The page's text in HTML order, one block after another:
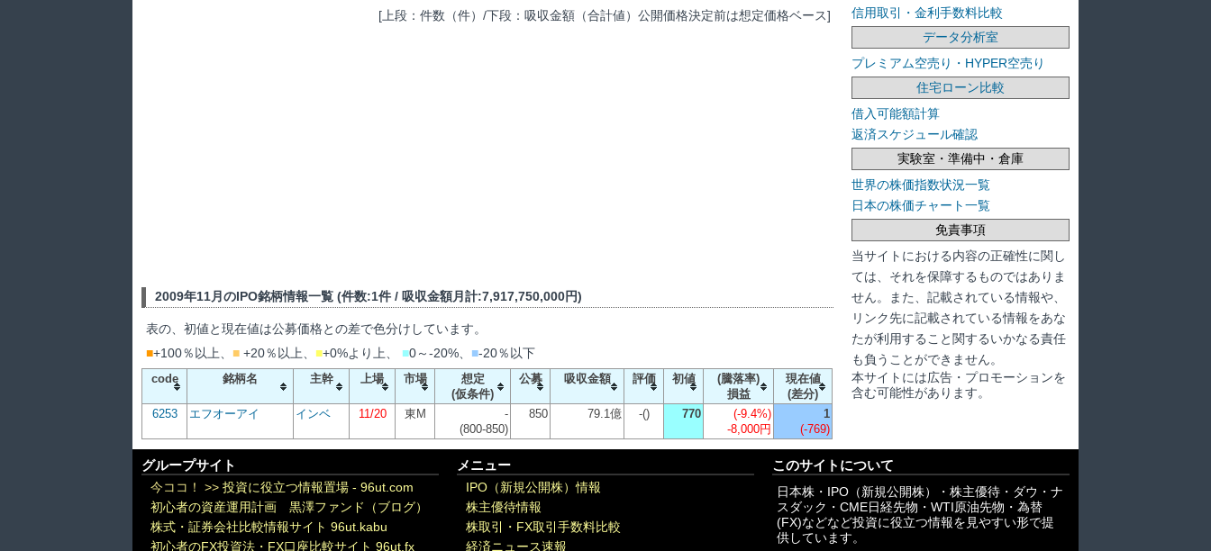
[上段：件数（件）/下段：吸収金額（合計値）公開価格決定前は想定価格ベース]
2009年11月のIPO銘柄情報一覧 (件数:1件 / 吸収金額月計:7,917,750,000円)
表の、初値と現在値は公募価格との差で色分けしています。
■+100％以上、 ■ +20％以上、 ■+0%より上、 ■0～-20%、 ■-20％以下
code 銘柄名 主幹 上場 市場
想定
(仮条件)
公募 吸収金額 評価 初値
(騰落率)
損益
現在値
(差分)
6253
エフオーアイ インベ 11/20 東M
-
(800-850)
850 79.1億 -() 770 (-9.4%)
-8,000円
1
(-769)
信用取引・金利手数料比較
データ分析室
プレミアム空売り・HYPER空売り
住宅ローン比較
借入可能額計算
返済スケジュール確認
実験室・準備中・倉庫
世界の株価指数状況一覧
日本の株価チャート一覧
免責事項
当サイトにおける内容の正確性に関し
ては、それを保障するものではありま
せん。また、記載されている情報や、
リンク先に記載されている情報をあな
たが利用すること関するいかなる責任
も負うことができません。
本サイトには広告・プロモーションを
含む可能性があります。
グループサイト
今ココ！ >> 投資に役立つ情報置場 - 96ut.com
初心者の資産運用計画 黒澤ファンド（ブログ）
株式・証券会社比較情報サイト 96ut.kabu
初心者のFX投資法・FX口座比較サイト 96ut.fx
メニュー
IPO（新規公開株）情報
株主優待情報
株取引・FX取引手数料比較
経済ニュース速報
このサイトについて
日本株・IPO（新規公開株）・株主優待・ダウ・ナ
スダック・CME日経先物・WTI原油先物・為替
(FX)などなど投資に役立つ情報を見やすい形で提
供しています。